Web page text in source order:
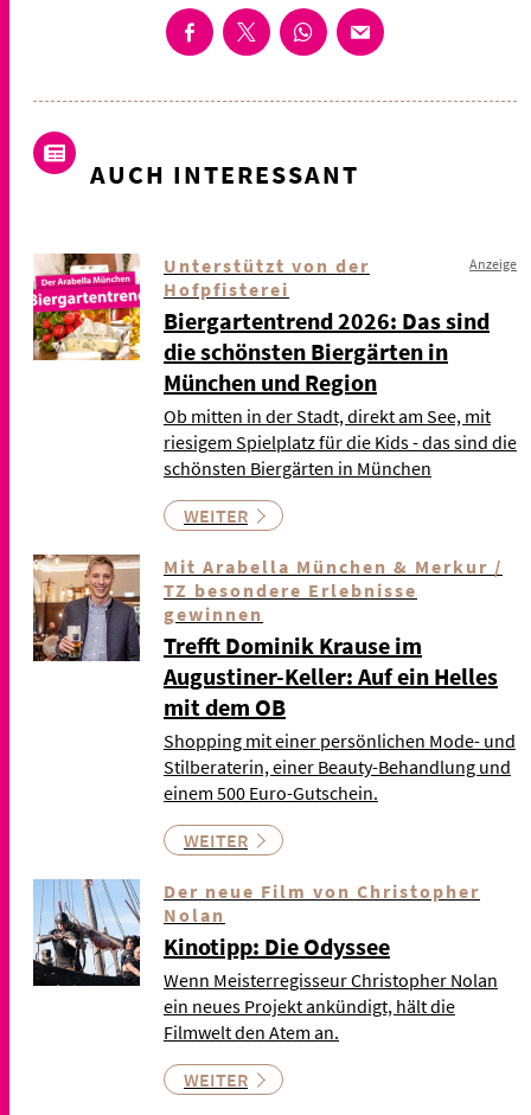
AUCH INTERESSANT
Unterstützt von der
Hofpfisterei
Anzeige
Biergartentrend 2026: Das sind
die schönsten Biergärten in
München und Region
Ob mitten in der Stadt, direkt am See, mit
riesigem Spielplatz für die Kids - das sind die
schönsten Biergärten in München
WEITER
Mit Arabella München & Merkur /
TZ besondere Erlebnisse
gewinnen
Trefft Dominik Krause im
Augustiner-Keller: Auf ein Helles
mit dem OB
Shopping mit einer persönlichen Mode- und
Stilberaterin, einer Beauty-Behandlung und
einem 500 Euro-Gutschein.
WEITER
Der neue Film von Christopher
Nolan
Kinotipp: Die Odyssee
Wenn Meisterregisseur Christopher Nolan
ein neues Projekt ankündigt, hält die
Filmwelt den Atem an.
WEITER